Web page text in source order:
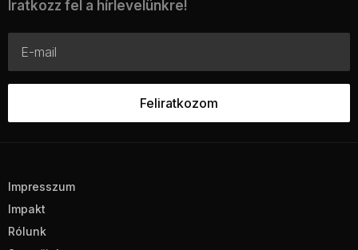
Iratkozz fel a hírlevelünkre!
Impresszum
Impakt
Rólunk